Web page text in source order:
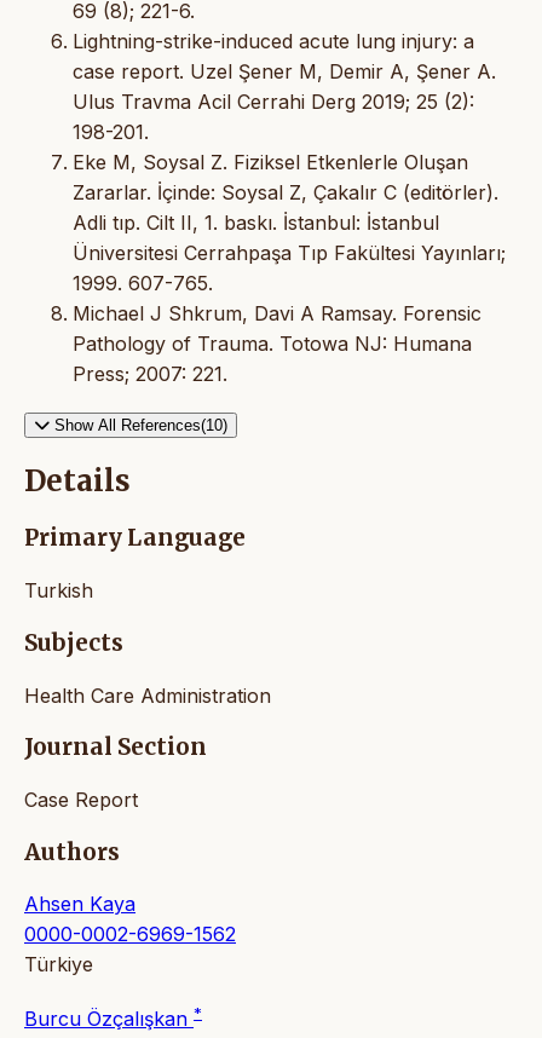
69 (8); 221-6.
Lightning-strike-induced acute lung injury: a
case report. Uzel Şener M, Demir A, Şener A.
Ulus Travma Acil Cerrahi Derg 2019; 25 (2):
198-201.
Eke M, Soysal Z. Fiziksel Etkenlerle Oluşan
Zararlar. İçinde: Soysal Z, Çakalır C (editörler).
Adli tıp. Cilt II, 1. baskı. İstanbul: İstanbul
Üniversitesi Cerrahpaşa Tıp Fakültesi Yayınları;
1999. 607-765.
Michael J Shkrum, Davi A Ramsay. Forensic
Pathology of Trauma. Totowa NJ: Humana
Press; 2007: 221.
Show All References(10)
Details
Primary Language
Turkish
Subjects
Health Care Administration
Journal Section
Case Report
Authors
Ahsen Kaya
0000-0002-6969-1562
Türkiye
Burcu Özçalışkan *